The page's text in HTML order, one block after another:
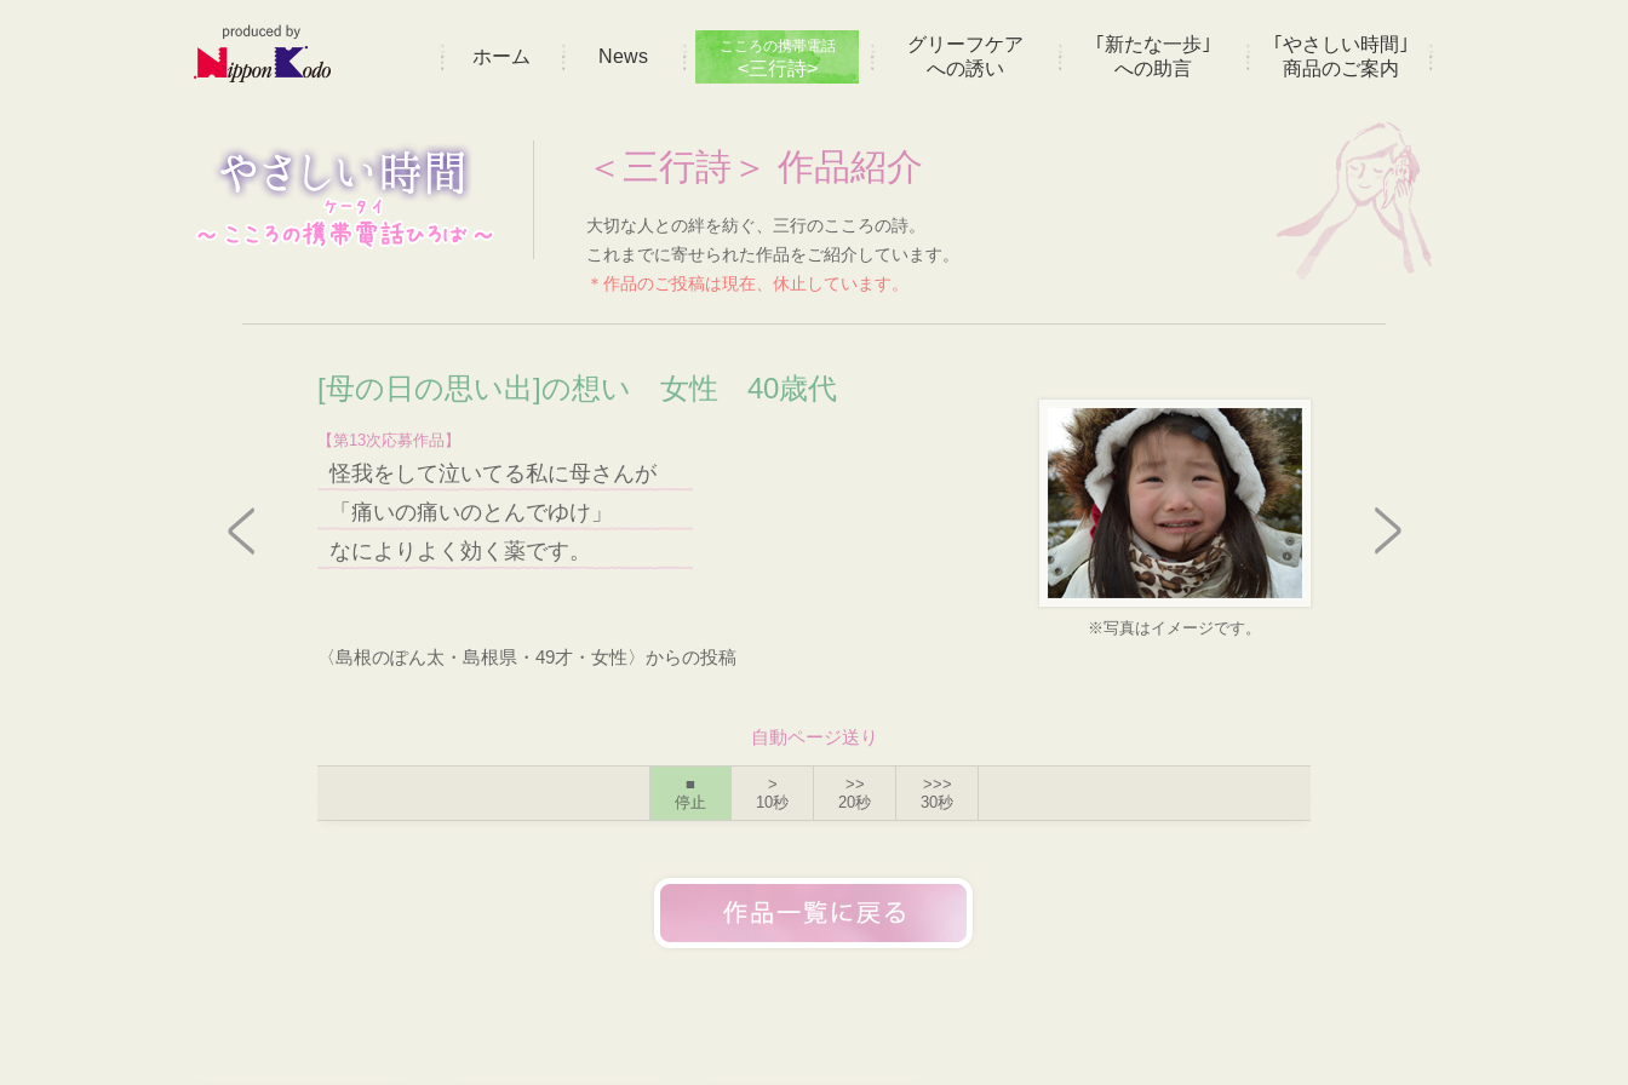
ホーム News こころの携帯電話
<三行詩>
グリーフケア
への誘い
｢新たな一歩｣
への助言
｢やさしい時間｣
商品のご案内
＜三行詩＞ 作品紹介
大切な人との絆を紡ぐ、三行のこころの詩。
これまでに寄せられた作品をご紹介しています。
＊作品のご投稿は現在、休止しています。
[母の日の思い出]の想い 女性 40歳代
【第13次応募作品】
怪我をして泣いてる私に母さんが
「痛いの痛いのとんでゆけ」
なによりよく効く薬です。
※写真はイメージです。
〈島根のぽん太・島根県・49才・女性〉からの投稿
自動ページ送り
■
停止
>
10秒
>>
20秒
>>>
30秒